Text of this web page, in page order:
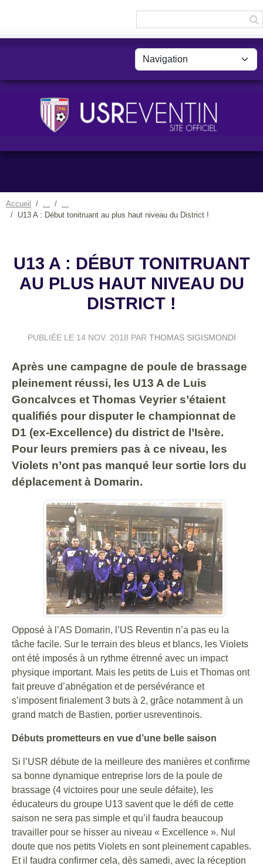
Accueil
U13 A : Début tonitruant au plus haut niveau du District !
U13 A : DÉBUT TONITRUANT
AU PLUS HAUT NIVEAU DU
DISTRICT !
PUBLIÉE LE 14 NOV. 2018 PAR THOMAS SIGISMONDI
Après une campagne de poule de brassage
pleinement réussi, les U13 A de Luis
Goncalvces et Thomas Veyrier s’étaient
qualifiés pour disputer le championnat de
D1 (ex-Excellence) du district de l’Isère.
Pour leurs premiers pas à ce niveau, les
Violets n’ont pas manqué leur sortie lors du
déplacement à Domarin.
Opposé à l’AS Domarin, l’US Reventin n’a pas eu la
tâche facile. Sur le terrain des bleus et blancs, les Violets
ont été imposés à un rythme étrenné avec un impact
physique important. Mais les petits de Luis et Thomas ont
fait preuve d’abnégation et de persévérance et
s’imposent finalement 3 buts à 2, grâce notamment à un
grand match de Bastien, portier usreventinois.
Débuts prometteurs en vue d’une belle saison
Si l’USR débute de la meilleure des manières et confirme
sa bonne dynamique entreprise lors de la poule de
brassage (4 victoires pour une seule défaite), les
éducateurs du groupe U13 savent que le défi de cette
saison ne sera pas simple et qu’il faudra beaucoup
travailler pour se hisser au niveau « Excellence ». Nul
doute que nos petits Violets en sont pleinement capables.
Et il faudra confirmer cela, dès samedi, avec la réception